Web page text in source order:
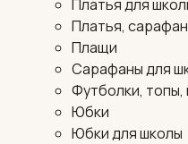
Платья для
Платья,
Плащи
Сарафаны для
Футболки, топы,
Юбки
Юбки для школы